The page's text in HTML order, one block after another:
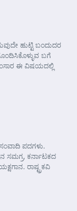
ಹುಟ್ಟಿ ಬಂದುದರ
ಬಗೆ
ಈ ವಿಷಯದಲ್ಲಿ
ಪದಗಳು.
ಸಮಗ್ರ, ಕರ್ನಾಟಕದ
ರಾಷ್ಟ್ರಕವಿ